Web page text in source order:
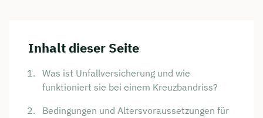
Inhalt dieser Seite
Was ist Unfallversicherung und wie
funktioniert sie bei einem Kreuzbandriss?
Bedingungen und Altersvoraussetzungen für